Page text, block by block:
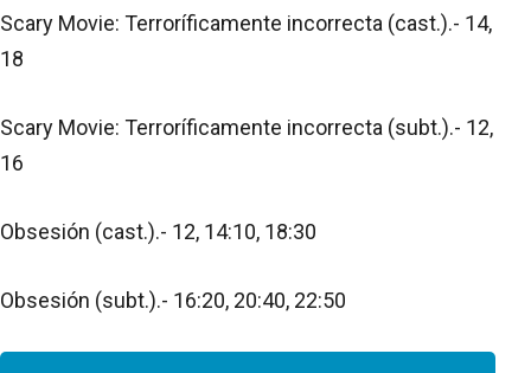
Scary Movie: Terroríficamente incorrecta (cast.).- 14,
18
Scary Movie: Terroríficamente incorrecta (subt.).- 12,
16
Obsesión (cast.).- 12, 14:10, 18:30
Obsesión (subt.).- 16:20, 20:40, 22:50